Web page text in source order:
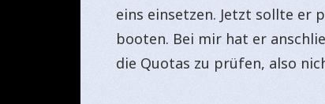
eins einsetzen. Jetzt sollte er
booten. Bei mir hat er
die Quotas zu prüfen, also